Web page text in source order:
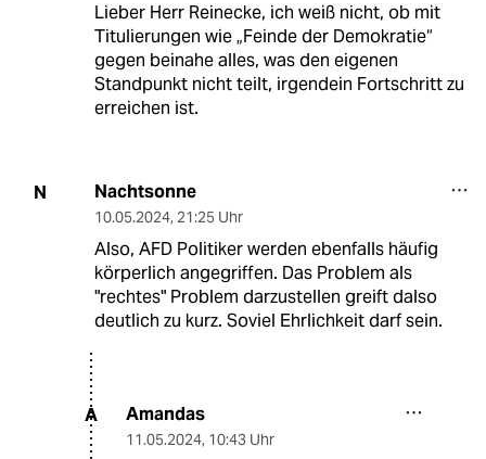
Lieber Herr Reinecke, ich weiß nicht, ob mit
Titulierungen wie „Feinde der Demokratie“
gegen beinahe alles, was den eigenen
Standpunkt nicht teilt, irgendein Fortschritt zu
erreichen ist.
N Nachtsonne
10.05.2024, 21:25 Uhr
Also, AFD Politiker werden ebenfalls häufig
körperlich angegriffen. Das Problem als
"rechtes" Problem darzustellen greift dalso
deutlich zu kurz. Soviel Ehrlichkeit darf sein.
A Amandas
11.05.2024, 10:43 Uhr